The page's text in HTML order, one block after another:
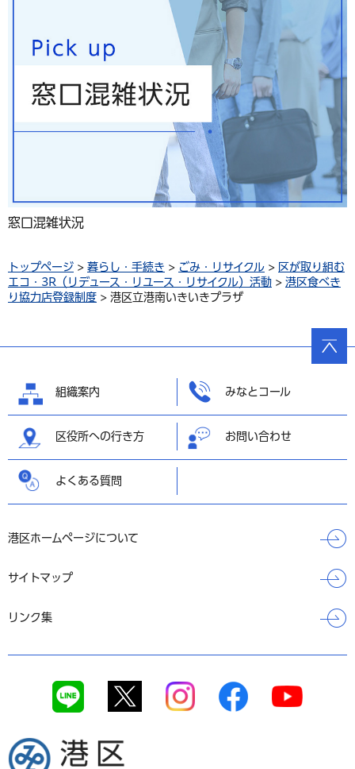
窓口混雑状況
トップページ > 暮らし・手続き > ごみ・リサイクル > 区が取り組む
エコ・3R（リデュース・リユース・リサイクル）活動 > 港区食べき
り協力店登録制度 > 港区立港南いきいきプラザ
組織案内 みなとコール
区役所への行き方 お問い合わせ
よくある質問
港区ホームページについて
サイトマップ
リンク集
港区
ページ
の先頭